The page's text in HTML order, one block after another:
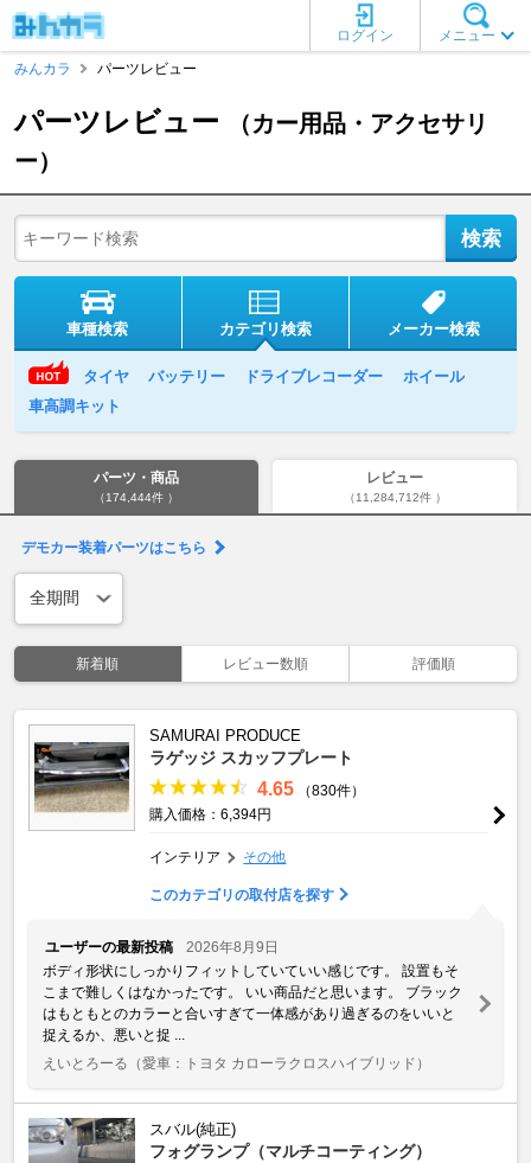
メニュー
ログイン
みんカラ
パーツレビュー
パーツレビュー
（カー用品・アクセサリ
ー）
車種検索 カテゴリ検索 メーカー検索
タイヤ バッテリー ドライブレコーダー
ホイール
車高調キット
パーツ・商品
（174,444件 ）
レビュー
（11,284,712件 ）
デモカー装着パーツはこちら
新着順 レビュー数順 評価順
SAMURAI PRODUCE
ラゲッジ スカッフプレート
4.65
（830件）
購入価格：6,394円
インテリア その他
このカテゴリの取付店を探す
ユーザーの最新投稿
2026年8月9日
ボディ形状にしっかりフィットしていていい感じです。 設置もそ
こまで難しくはなかったです。 いい商品だと思います。 ブラック
はもともとのカラーと合いすぎて一体感があり過ぎるのをいいと
捉えるか、悪いと捉 ...
えいとろーる （愛車：トヨタ カローラクロスハイブリッド）
スバル(純正)
フォグランプ（マルチコーティング）